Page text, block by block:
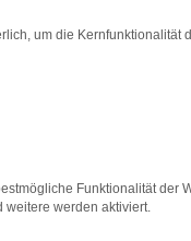
und einen
mit mehr als 80
paar Tipps, die dir
um die Kernfunktionalität
Funktionalität der
weitere werden aktiviert.